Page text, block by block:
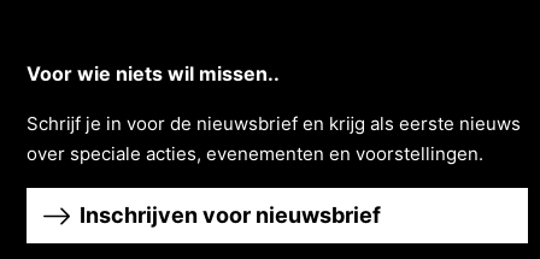
Voor wie niets wil missen..
Schrĳf je in voor de nieuwsbrief en krĳg als eerste nieuws
over speciale acties, evenementen en voorstellingen.
Inschrijven voor nieuwsbrief